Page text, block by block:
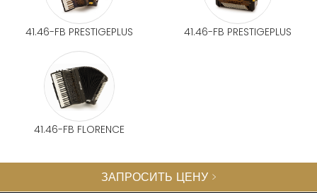
41.46-FB PRESTIGEPLUS 41.46-FB PRESTIGEPLUS
41.46-FB FLORENCE
ЗАПРОСИТЬ ЦЕНУ >